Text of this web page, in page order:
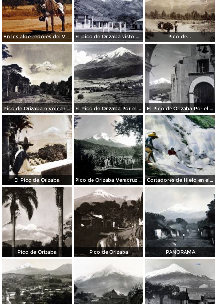
En los alderredores del Volcan Citlaltepetl o Pico de Orizaba Veracruz . El pico de Orizaba visto desde Santa Ana( Circulada el 3 de Agosto de 1952 ).. Pico de....
Pico de Orizaba o volcan CITLALTEPETL ( 26 de Marzo de 1907 ) El Pico de Orizaba Por el fotografo Hugo Brehme. El Pico de Orizaba Por el fotografo Hugo Brehme.
El Pico de Orizaba Pico de Orizaba Veracruz Mexico Cortadores de Hielo en el Pico de Orizaba (Volcan Citlaltepetl) Veracruz
Pico de Orizaba Pico de Orizaba PANORAMA